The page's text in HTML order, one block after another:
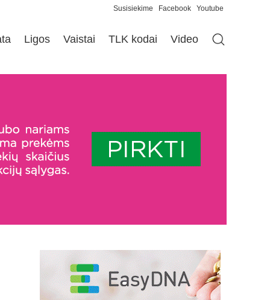
Susisiekime Facebook Youtube
Ligos Vaistai TLK kodai Video